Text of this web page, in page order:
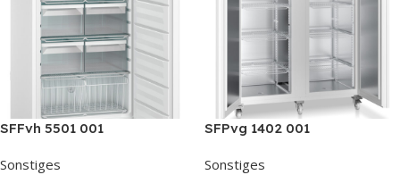
SFFvh 5501 001
Sonstiges
SFPvg 1402 001
Sonstiges